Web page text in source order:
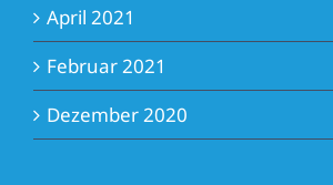
April 2021
Februar 2021
Dezember 2020